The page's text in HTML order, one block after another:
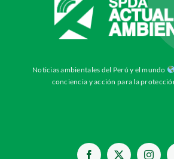
Noticias ambientales del Perú y el mundo
conciencia y acción para la